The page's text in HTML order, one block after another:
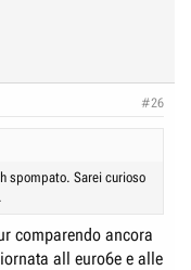
#26
spompato. Sarei curioso
comparendo ancora
all euro6e e alle